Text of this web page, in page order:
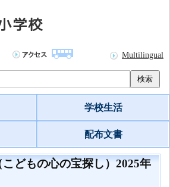
Multilingual
検索
学校生活
配布文書
どもの心の宝探し）2025年